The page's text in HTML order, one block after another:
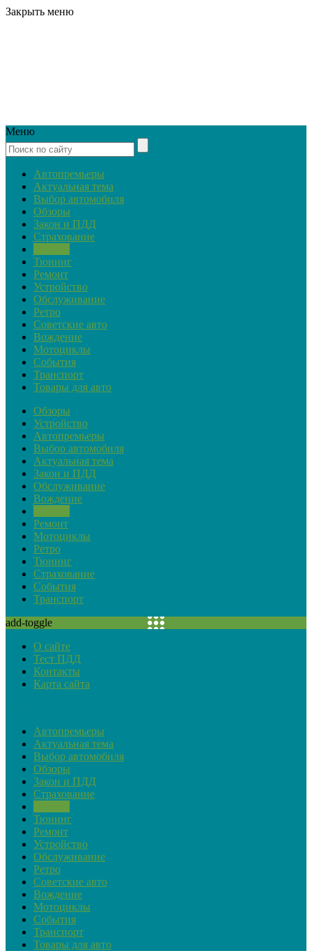
Закрыть меню
Меню
Автопремьеры
Актуальная тема
Выбор автомобиля
Обзоры
Закон и ПДД
Страхование
Тюнинг
Ремонт
Устройство
Обслуживание
Ретро
Советские авто
Вождение
Мотоциклы
События
Транспорт
Товары для авто
Обзоры
Устройство
Автопремьеры
Выбор автомобиля
Актуальная тема
Закон и ПДД
Обслуживание
Вождение
Ремонт
Мотоциклы
Ретро
Тюнинг
Страхование
События
Транспорт
add-toggle
О сайте
Тест ПДД
Контакты
Карта сайта
Автопремьеры
Актуальная тема
Выбор автомобиля
Обзоры
Закон и ПДД
Страхование
Тюнинг
Ремонт
Устройство
Обслуживание
Ретро
Советские авто
Вождение
Мотоциклы
События
Транспорт
Товары для авто